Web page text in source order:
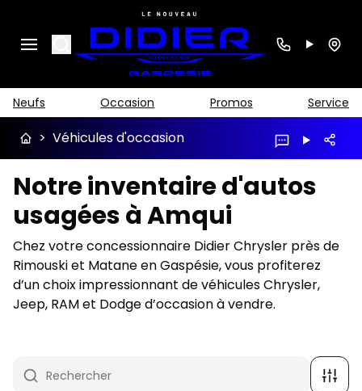
Search
Neufs Occasion Promos Service
> Véhicules d'occasion
Notre inventaire d'autos
usagées à Amqui
Chez votre concessionnaire Didier Chrysler près de
Rimouski et Matane en Gaspésie, vous profiterez
d’un choix impressionnant de véhicules Chrysler,
Jeep, RAM et Dodge d’occasion à vendre.